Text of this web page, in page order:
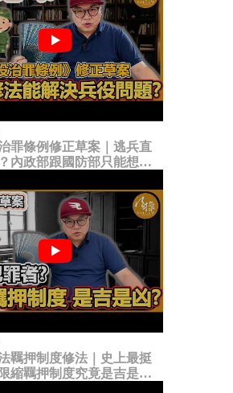
罪條例修正草案｜逃兵直
內政部跟國防部只能想到
羈押制度修法｜史上最挺
縮羈押制度究竟是吉是